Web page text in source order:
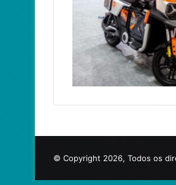
© Copyright 2026, Todos os